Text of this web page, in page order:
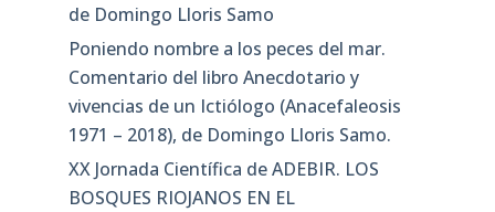
de Domingo Lloris Samo
Poniendo nombre a los peces del mar.
Comentario del libro Anecdotario y
vivencias de un Ictiólogo (Anacefaleosis
1971 – 2018), de Domingo Lloris Samo.
XX Jornada Científica de ADEBIR. LOS
BOSQUES RIOJANOS EN EL